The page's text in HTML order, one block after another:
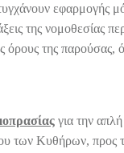
εφαρμογής
της
όρους της παρούσας,
για την
των Κυθήρων, προς